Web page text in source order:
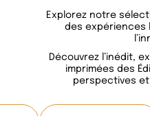
Explorez notre
des expériences
Découvrez l’inédit,
imprimées des
perspectives